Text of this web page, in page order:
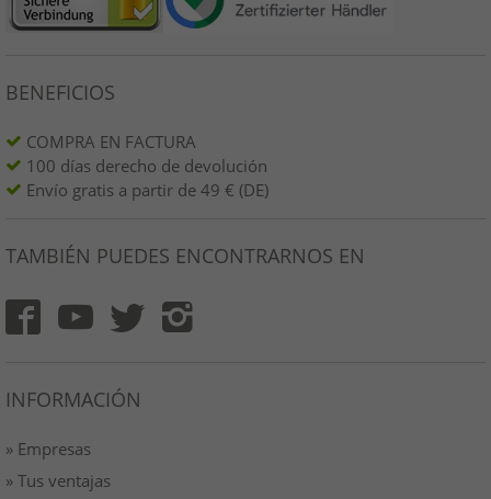
BENEFICIOS
COMPRA EN FACTURA
100 días derecho de devolución
Envío gratis a partir de 49 € (DE)
TAMBIÉN PUEDES ENCONTRARNOS EN
INFORMACIÓN
» Empresas
» Tus ventajas